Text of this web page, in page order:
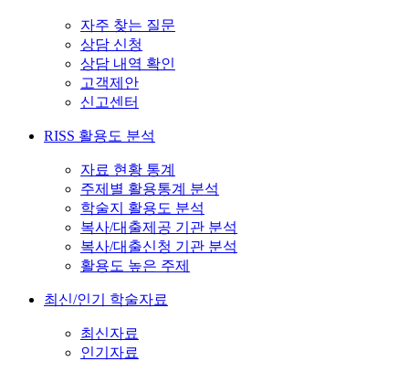
자주 찾는 질문
상담 신청
상담 내역 확인
고객제안
신고센터
RISS 활용도 분석
자료 현황 통계
주제별 활용통계 분석
학술지 활용도 분석
복사/대출제공 기관 분석
복사/대출신청 기관 분석
활용도 높은 주제
최신/인기 학술자료
최신자료
인기자료